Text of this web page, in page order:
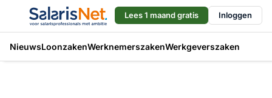
Lees 1 maand gratis Inloggen
NieuwsLoonzakenWerknemerszakenWerkgeverszaken